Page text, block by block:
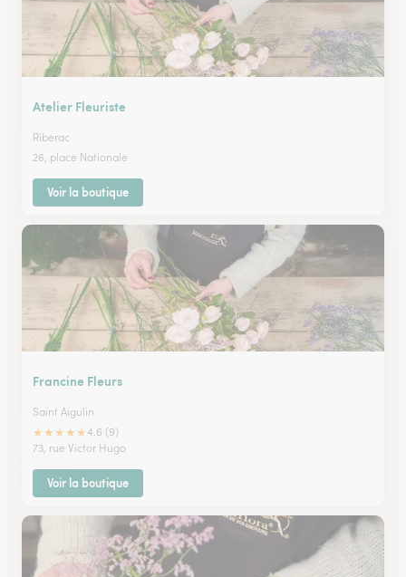
Atelier Fleuriste
Riberac
26, place Nationale
Voir la boutique
Francine Fleurs
Saint Aigulin
★★★★★4.6 (9)
73, rue Victor Hugo
Voir la boutique